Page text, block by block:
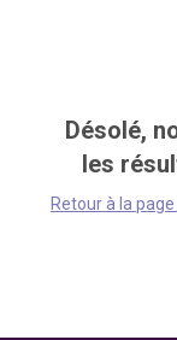
Désolé,
les
Retour à la